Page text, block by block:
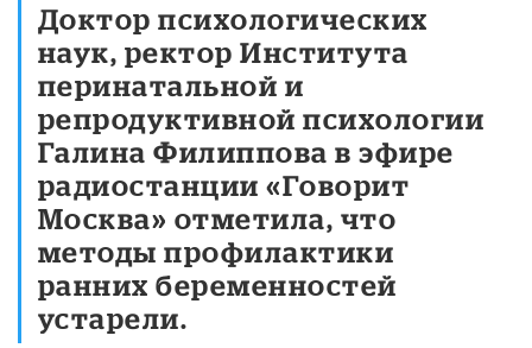
Доктор психологических
наук, ректор Института
перинатальной и
репродуктивной психологии
Галина Филиппова в эфире
радиостанции «Говорит
Москва» отметила, что
методы профилактики
ранних беременностей
устарели.